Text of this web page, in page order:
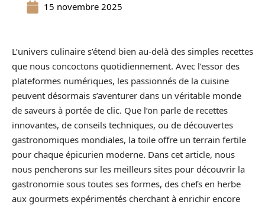
15 novembre 2025
L’univers culinaire s’étend bien au-delà des simples recettes
que nous concoctons quotidiennement. Avec l’essor des
plateformes numériques, les passionnés de la cuisine
peuvent désormais s’aventurer dans un véritable monde
de saveurs à portée de clic. Que l’on parle de recettes
innovantes, de conseils techniques, ou de découvertes
gastronomiques mondiales, la toile offre un terrain fertile
pour chaque épicurien moderne. Dans cet article, nous
nous pencherons sur les meilleurs sites pour découvrir la
gastronomie sous toutes ses formes, des chefs en herbe
aux gourmets expérimentés cherchant à enrichir encore